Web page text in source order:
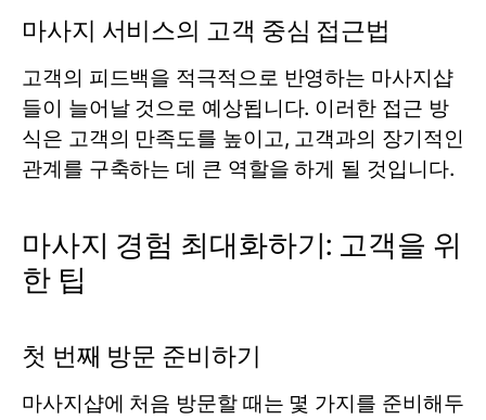
마사지 서비스의 고객 중심 접근법
고객의 피드백을 적극적으로 반영하는 마사지샵
들이 늘어날 것으로 예상됩니다. 이러한 접근 방
식은 고객의 만족도를 높이고, 고객과의 장기적인
관계를 구축하는 데 큰 역할을 하게 될 것입니다.
마사지 경험 최대화하기: 고객을 위
한 팁
첫 번째 방문 준비하기
마사지샵에 처음 방문할 때는 몇 가지를 준비해두